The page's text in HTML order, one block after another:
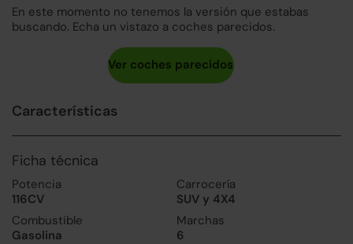
En este momento no tenemos la versión que estabas
buscando. Echa un vistazo a coches parecidos.
Características
Ficha técnica
Potencia
116CV
Carrocería
SUV y 4X4
Combustible
Gasolina
Marchas
6